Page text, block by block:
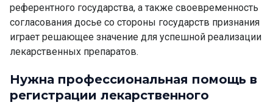
референтного государства, а также своевременность
согласования досье со стороны государств признания
играет решающее значение для успешной реализации
лекарственных препаратов.
Нужна профессиональная помощь в
регистрации лекарственного